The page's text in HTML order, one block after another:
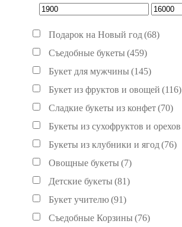
Подарок на Новый год(68)
Съедобные букеты (459)
Букет для мужчины (145)
Букет из фруктов и овощей (116)
Сладкие букеты из конфет(70)
Букеты из сухофруктов и орехов
Букеты из клубники и ягод(76)
Овощные букеты (7)
Детские букеты (81)
Букет учителю(91)
Съедобные Корзины (76)